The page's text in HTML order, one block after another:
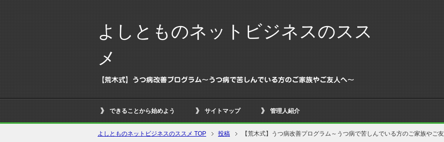
よしとものネットビジネスのスス
メ
【荒木式】うつ病改善プログラム～うつ病で苦しんでいる方のご家族やご友人へ～
できることから始めよう サイトマップ 管理人紹介
よしとものネットビジネスのススメ TOP 投稿 【荒木式】うつ病改善プログラム～うつ病で苦しんでいる方のご家族やご